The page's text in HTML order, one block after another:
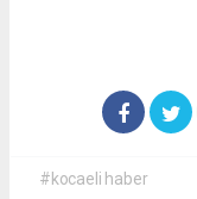
#kocaeli haber